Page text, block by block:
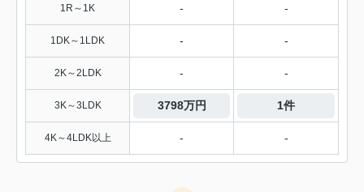
1R～1K - -
1DK～1LDK - -
2K～2LDK - -
3K～3LDK 3798万円 1件
4K～4LDK以上 - -